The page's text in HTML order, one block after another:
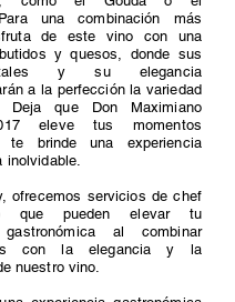
una combinación más
de este vino con una
y quesos, donde sus
y su elegancia
a la perfección la variedad
Deja que Don Maximiano
eleve tus momentos
te brinde una experiencia
inolvidable.
ofrecemos servicios de chef
que pueden elevar tu
gastronómica al combinar
con la elegancia y la
nuestro vino.